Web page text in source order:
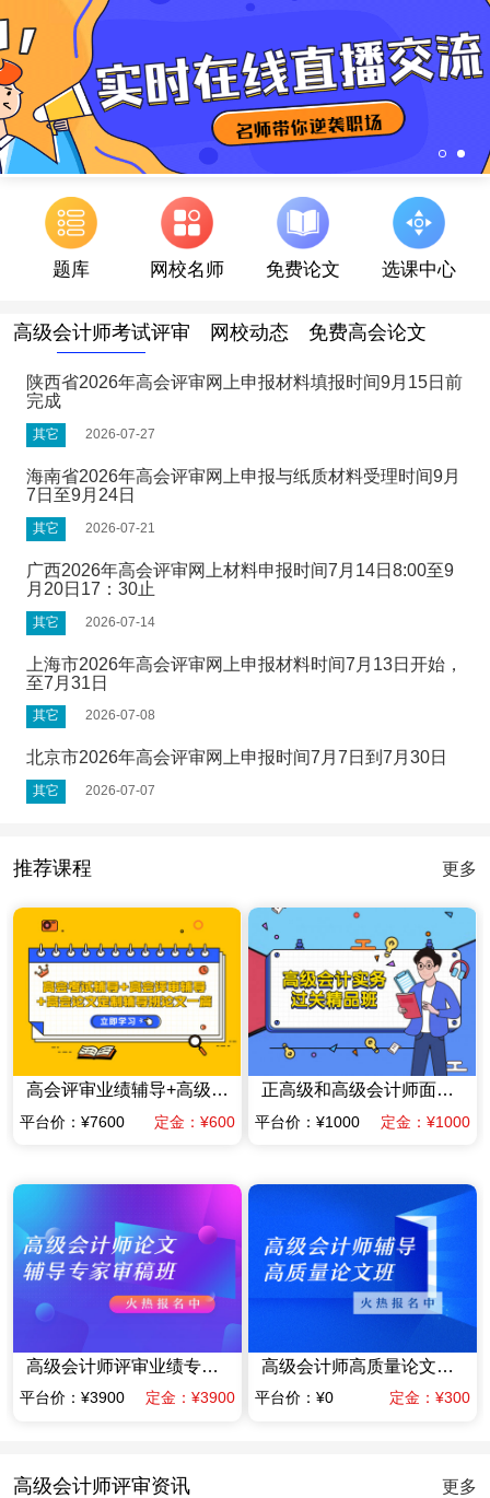
题库 网校名师 免费论文 选课中心
高级会计师考试评审 网校动态 免费高会论文
陕西省2026年高会评审网上申报材料填报时间9月15日前
完成
其它 2026-07-27
海南省2026年高会评审网上申报与纸质材料受理时间9月
7日至9月24日
其它 2026-07-21
广西2026年高会评审网上材料申报时间7月14日8:00至9
月20日17：30止
其它 2026-07-14
上海市2026年高会评审网上申报材料时间7月13日开始，
至7月31日
其它 2026-07-08
北京市2026年高会评审网上申报时间7月7日到7月30日
其它 2026-07-07
推荐课程 更多
高会评审业绩辅导+高级会计师高质量论文辅导班一篇（赠送当年高会考试辅导课程）
平台价：¥7600 定金：¥600
正高级和高级会计师面试答辩专项专家辅导班
平台价：¥1000 定金：¥1000
高级会计师评审业绩专家指导班业绩材料提前规划班（含答辩）（限时优惠价格）
平台价：¥3900 定金：¥3900
高级会计师高质量论文辅导班（赠送当年考试辅导课程）
平台价：¥0 定金：¥300
高级会计师评审资讯 更多